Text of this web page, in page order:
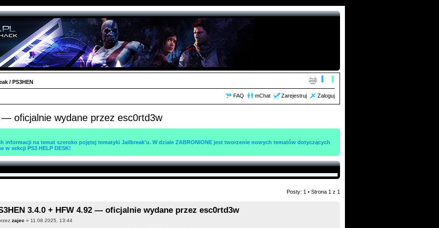
/ PS3HEN
FAQ mChat Zarejestruj Zaloguj
oficjalnie wydane przez esc0rtd3w
informacji na temat szeroko pojętej tematyki Jailbreak'u. W dziale ZABRONIONE jest tworzenie nowych tematów dotyczących
sekcji PS3 HELP DESK!
Posty: 1 • Strona 1 z 1
3.4.0 + HFW 4.92 — oficjalnie wydane przez esc0rtd3w
zajec » 11.08.2025, 13:44